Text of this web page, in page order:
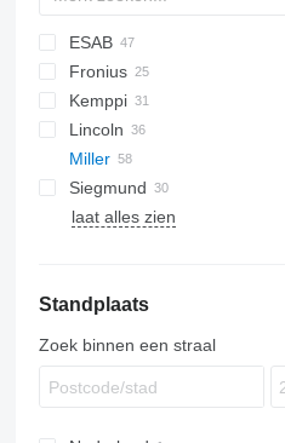
D series
ESAB
LHF
ORIGO
Fronius
XS
KR
Kemppi
Minarc
Lincoln
Miller
Big Blue
Big Blue 400
Bobcat
SRH 500
TS
Siegmund
Professional
TruLaser
laat alles zien
Standplaats
Zoek binnen een straal